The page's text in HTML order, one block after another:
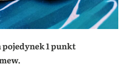
pojedynek 1 punkt